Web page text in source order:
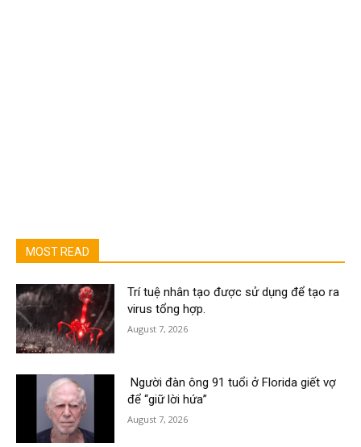
MOST READ
Trí tuệ nhân tạo được sử dụng để tạo ra
virus tổng hợp.
August 7, 2026
Người đàn ông 91 tuổi ở Florida giết vợ
để “giữ lời hứa”
August 7, 2026